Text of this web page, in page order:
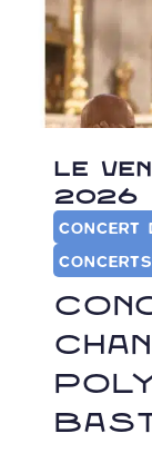
LE
2026
CONCERT
CONCERTS